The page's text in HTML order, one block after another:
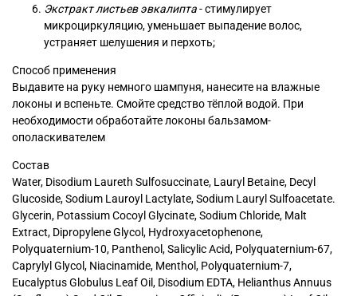
Экстракт листьев эвкалипта- стимулирует
микроциркуляцию, уменьшает выпадение волос,
устраняет шелушения и перхоть;
Способ применения
Выдавите на руку немного шампуня, нанесите на влажные
локоны и вспеньте. Смойте средство тёплой водой. При
необходимости обработайте локоны бальзамом-
ополаскивателем
Состав
Water, Disodium Laureth Sulfosuccinate, Lauryl Betaine, Decyl
Glucoside, Sodium Lauroyl Lactylate, Sodium Lauryl Sulfoacetate.
Glycerin, Potassium Cocoyl Glycinate, Sodium Chloride, Malt
Extract, Dipropylene Glycol, Hydroxyacetophenone,
Polyquaternium-10, Panthenol, Salicylic Acid, Polyquaternium-67,
Caprylyl Glycol, Niacinamide, Menthol, Polyquaternium-7,
Eucalyptus Globulus Leaf Oil, Disodium EDTA, Helianthus Annuus